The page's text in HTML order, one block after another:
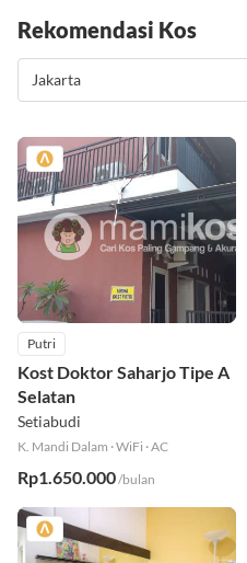
Rekomendasi Kos
Putri
Kost Doktor Saharjo Tipe A
Selatan
Setiabudi
K. Mandi Dalam ·WiFi ·AC
Rp1.650.000/bulan